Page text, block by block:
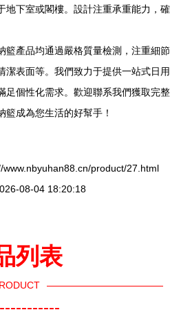
地下室或閣樓。設計注重承重能力，確
籃產品均通過嚴格質量檢測，注重細節
潔表面等。我們致力于提供一站式日用
足個性化需求。歡迎聯系我們獲取完整
成為您生活的好幫手！
product/27.html
08-04 18:20:18
列表